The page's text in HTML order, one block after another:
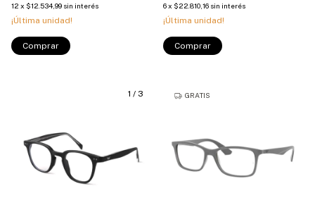
12 x $12.534,99 sin interés
¡Última unidad!
Comprar
6x $22.810,16 sin interés
¡Última unidad!
Comprar
1 / 3 GRATIS